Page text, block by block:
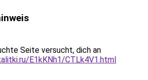
Seite versucht, dich an
E1kKNh1/CTLk4V1.html